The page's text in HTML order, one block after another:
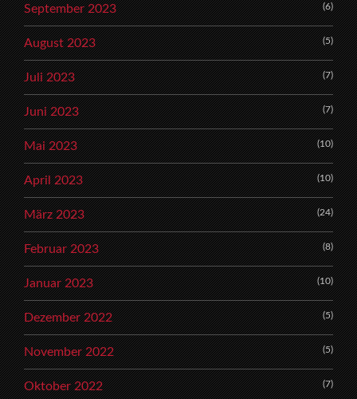
September 2023 (6)
August 2023 (5)
Juli 2023 (7)
Juni 2023 (7)
Mai 2023 (10)
April 2023 (10)
März 2023 (24)
Februar 2023 (8)
Januar 2023 (10)
Dezember 2022 (5)
November 2022 (5)
Oktober 2022 (7)